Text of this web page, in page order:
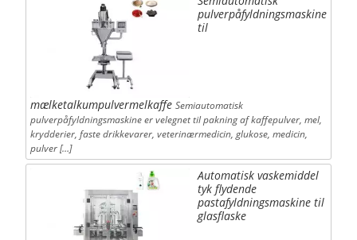
pulverpåfyldningsmaskine
til
mælketalkumpulvermelkaffe Semiautomatisk
pulverpåfyldningsmaskine er velegnet til pakning af kaffepulver, mel,
krydderier, faste drikkevarer, veterinærmedicin, glukose, medicin,
pulver […]
Automatisk vaskemiddel
tyk flydende
pastafyldningsmaskine til
glasflaske